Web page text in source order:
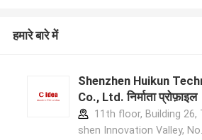
हमारे बारे में
Shenzhen Huikun
Co., Ltd. निर्माता प्रोफ़ाइल
11th floor, Building 26,
shen Innovation Valley,